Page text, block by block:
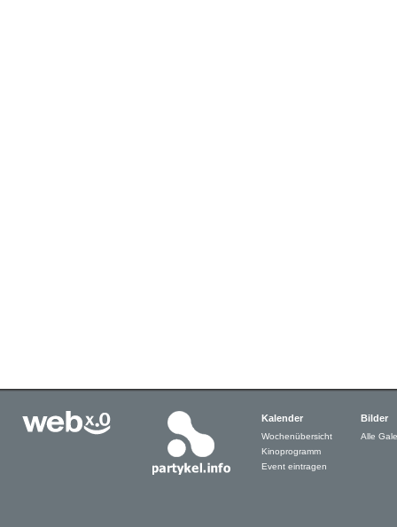
Kalender
Wochenübersicht
Kinoprogramm
Event eintragen
Bilder
Alle